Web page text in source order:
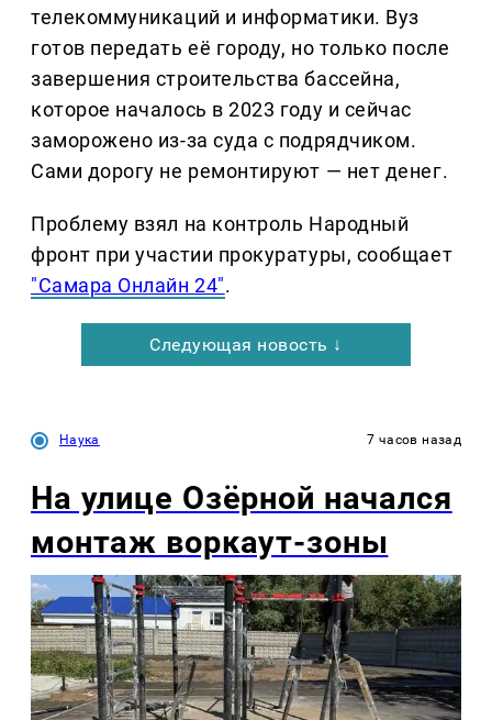
телекоммуникаций и информатики. Вуз
готов передать её городу, но только после
завершения строительства бассейна,
которое началось в 2023 году и сейчас
заморожено из-за суда с подрядчиком.
Сами дорогу не ремонтируют — нет денег.
Проблему взял на контроль Народный
фронт при участии прокуратуры, сообщает
"Самара Онлайн 24".
Следующая новость ↓
Наука 7 часов назад
На улице Озëрной начался
монтаж воркаут-зоны